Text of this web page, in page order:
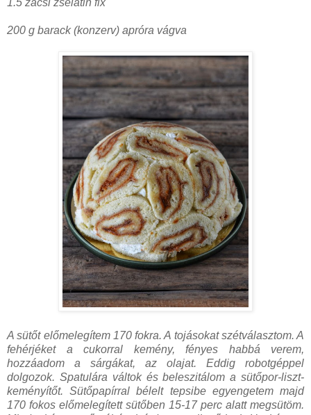
1.5 zacsi zselatin fix
200 g barack (konzerv) apróra vágva
A sütőt előmelegítem 170 fokra. A tojásokat szétválasztom. A
fehérjéket a cukorral kemény, fényes habbá verem,
hozzáadom a sárgákat, az olajat. Eddig robotgéppel
dolgozok. Spatulára váltok és beleszitálom a sütőpor-liszt-
keményítőt. Sütőpapírral bélelt tepsibe egyengetem majd
170 fokos előmelegített sütőben 15-17 perc alatt megsütöm.